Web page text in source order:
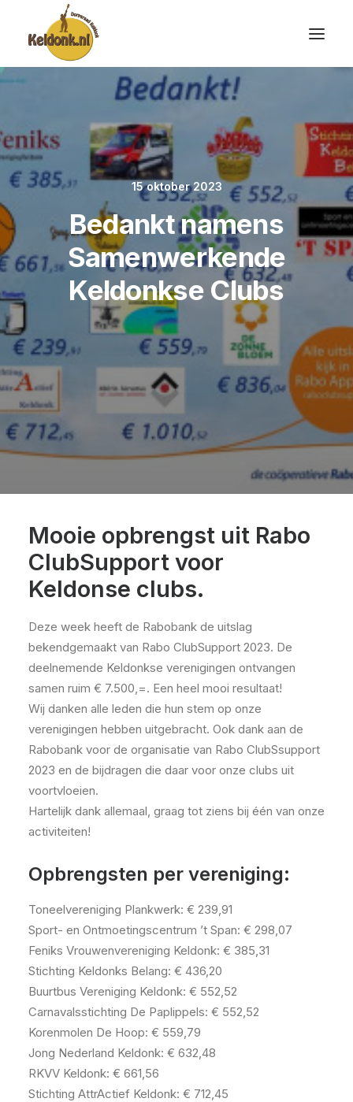
15 oktober 2023
Bedankt namens
Samenwerkende
Keldonkse Clubs
Mooie opbrengst uit Rabo
ClubSupport voor
Keldonse clubs.
Deze week heeft de Rabobank de uitslag
bekendgemaakt van Rabo ClubSupport 2023. De
deelnemende Keldonkse verenigingen ontvangen
samen ruim € 7.500,=. Een heel mooi resultaat!
Wij danken alle leden die hun stem op onze
verenigingen hebben uitgebracht. Ook dank aan de
Rabobank voor de organisatie van Rabo ClubSsupport
2023 en de bijdragen die daar voor onze clubs uit
voortvloeien.
Hartelijk dank allemaal, graag tot ziens bij één van onze
activiteiten!
Opbrengsten per vereniging:
Toneelvereniging Plankwerk: € 239,91
Sport- en Ontmoetingscentrum ’t Span: € 298,07
Feniks Vrouwenvereniging Keldonk: € 385,31
Stichting Keldonks Belang: € 436,20
Buurtbus Vereniging Keldonk: € 552,52
Carnavalsstichting De Paplippels: € 552,52
Korenmolen De Hoop: € 559,79
Jong Nederland Keldonk: € 632,48
RKVV Keldonk: € 661,56
Stichting AttrActief Keldonk: € 712,45